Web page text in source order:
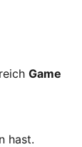
Game
hast.